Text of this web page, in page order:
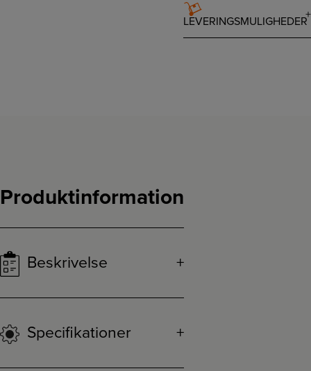
LEVERINGSMULIGHEDER
Produktinformation
Beskrivelse
Specifikationer